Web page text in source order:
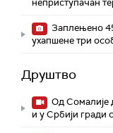
неприступачан
Заплењено
ухапшене три
Друштво
Од Сомалије
и у Србији гради